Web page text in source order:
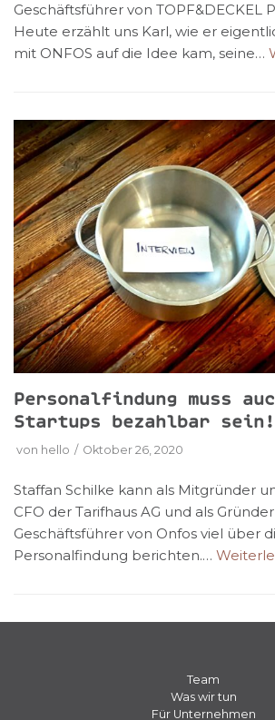
Geschäftsführer von TOPF&DECKEL
Heute erzählt uns Karl, wie er
mit ONFOS auf die Idee kam, seine…
Personalfindung muss
Startups bezahlbar sein!
von hello Oktober 26, 2020
Staffan Schilke kann als Mitgründer
CFO der Tarifhaus AG und als
Geschäftsführer von Onfos viel über
Personalfindung berichten.…
Team
Was wir tun
Für Unternehmen